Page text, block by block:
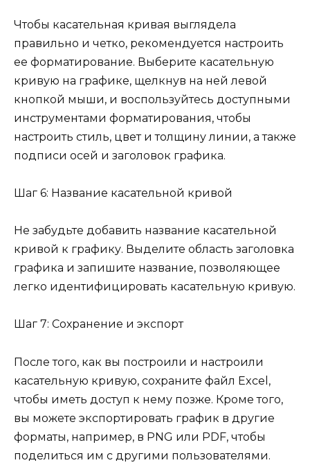
Чтобы касательная кривая выглядела
правильно и четко, рекомендуется настроить
ее форматирование. Выберите касательную
кривую на графике, щелкнув на ней левой
кнопкой мыши, и воспользуйтесь доступными
инструментами форматирования, чтобы
настроить стиль, цвет и толщину линии, а также
подписи осей и заголовок графика.
Шаг 6: Название касательной кривой
Не забудьте добавить название касательной
кривой к графику. Выделите область заголовка
графика и запишите название, позволяющее
легко идентифицировать касательную кривую.
Шаг 7: Сохранение и экспорт
После того, как вы построили и настроили
касательную кривую, сохраните файл Excel,
чтобы иметь доступ к нему позже. Кроме того,
вы можете экспортировать график в другие
форматы, например, в PNG или PDF, чтобы
поделиться им с другими пользователями.